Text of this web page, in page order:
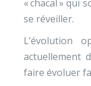
« chacal » qui
se réveiller.
L’évolution
actuellement
faire évoluer